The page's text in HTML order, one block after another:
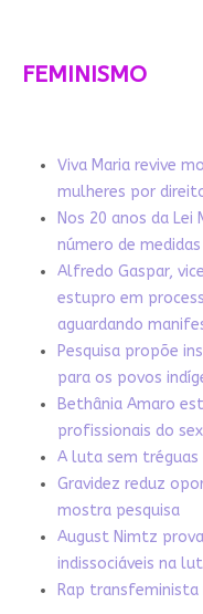
FEMINISMO
Viva Maria revive
mulheres por
Nos 20 anos da Lei
número de
Alfredo Gaspar,
estupro em
aguardando
Pesquisa propõe
para os povos
Bethânia Amaro
profissionais do
A luta sem tréguas
Gravidez reduz
mostra pesquisa
August Nimtz
indissociáveis na
Rap transfeminista